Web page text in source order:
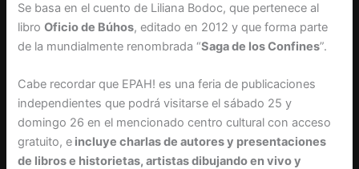
Se basa en el cuento de Liliana Bodoc, que pertenece al
libroOficio de Búhos, editado en 2012 y que forma parte
de la mundialmente renombrada “Saga de los Confines”.
Cabe recordar que EPAH! es una feria de publicaciones
independientes que podrá visitarse el sábado 25 y
domingo 26 en el mencionado centro cultural con acceso
gratuito, e incluye charlas de autores y presentaciones
de libros e historietas, artistas dibujando en vivo y